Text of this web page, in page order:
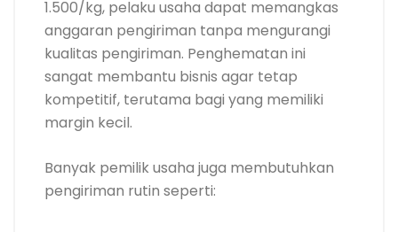
1.500/kg, pelaku usaha dapat memangkas
anggaran pengiriman tanpa mengurangi
kualitas pengiriman. Penghematan ini
sangat membantu bisnis agar tetap
kompetitif, terutama bagi yang memiliki
margin kecil.
Banyak pemilik usaha juga membutuhkan
pengiriman rutin seperti: